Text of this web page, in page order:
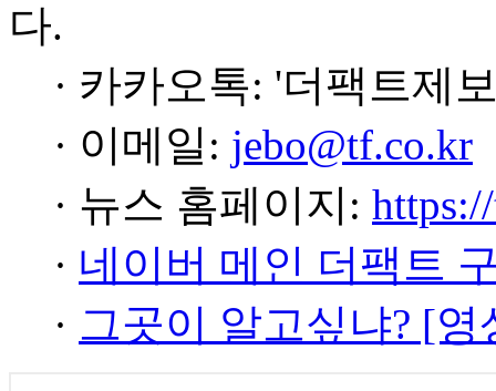
다.
· 카카오톡: '더팩트제
· 이메일: jebo@tf.co.kr
· 뉴스 홈페이지:
· 네이버 메인 더팩트
· 그곳이 알고싶냐? [